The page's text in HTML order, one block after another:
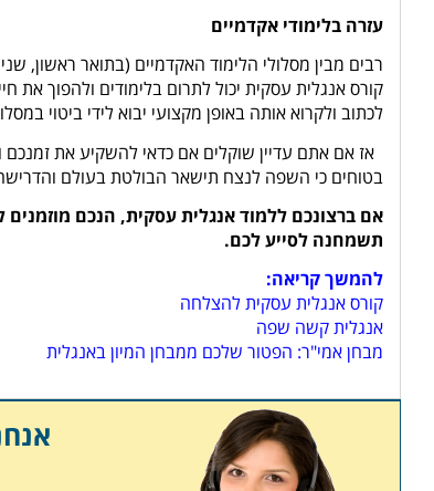
עזרה בלימודי אקדמיים
רבים מבין מסלולי הלימוד האקדמיים (בתואר ראשון,
קורס אנגלית עסקית יכול לתרום בלימודים ולהפוך את
לכתוב ולקרוא אותה באופן מקצועי יבוא לידי ביטוי
אז אם אתם עדיין שוקלים אם כדאי להשקיע את זמנכם
בטוחים כי השפה לנצח תישאר הבולטת בעולם
אם ברצונכם ללמוד אנגלית עסקית, הנכם
תשמחנה לסייע לכם.
להמשך קריאה:
קורס אנגלית עסקית להצלחה
אנגלית קשה שפה
מבחן אמי"ר: הפטור שלכם ממבחן המיון באנגלית